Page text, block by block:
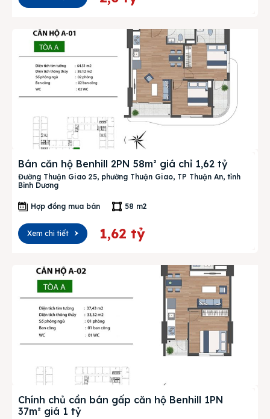
Bán căn hộ Benhill 2PN 58m² giá chỉ 1,62 tỷ
Đường Thuận Giao 25, phường Thuận Giao, TP Thuận An, tỉnh
Bình Dương
Hợp đồng mua bán 58 m2
Xem chi tiết 1,62 tỷ
Chính chủ cần bán gấp căn hộ Benhill 1PN
37m² giá 1 tỷ